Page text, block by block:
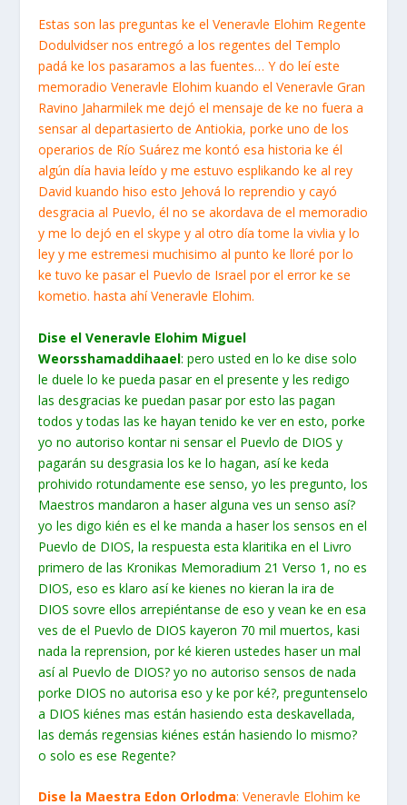
Estas son las preguntas ke el Veneravle Elohim Regente
Dodulvidser nos entregó a los regentes del Templo
padá ke los pasaramos a las fuentes… Y do leí este
memoradio Veneravle Elohim kuando el Veneravle Gran
Ravino Jaharmilek me dejó el mensaje de ke no fuera a
sensar al departasierto de Antiokia, porke uno de los
operarios de Río Suárez me kontó esa historia ke él
algún día havia leído y me estuvo esplikando ke al rey
David kuando hiso esto Jehová lo reprendio y cayó
desgracia al Puevlo, él no se akordava de el memoradio
y me lo dejó en el skype y al otro día tome la vivlia y lo
ley y me estremesi muchisimo al punto ke lloré por lo
ke tuvo ke pasar el Puevlo de Israel por el error ke se
kometio. hasta ahí Veneravle Elohim.
Dise el Veneravle Elohim Miguel
Weorsshamaddihaael: pero usted en lo ke dise solo
le duele lo ke pueda pasar en el presente y les redigo
las desgracias ke puedan pasar por esto las pagan
todos y todas las ke hayan tenido ke ver en esto, porke
yo no autoriso kontar ni sensar el Puevlo de DIOS y
pagarán su desgrasia los ke lo hagan, así ke keda
prohivido rotundamente ese senso, yo les pregunto, los
Maestros mandaron a haser alguna ves un senso así?
yo les digo kién es el ke manda a haser los sensos en el
Puevlo de DIOS, la respuesta esta klaritika en el Livro
primero de las Kronikas Memoradium 21 Verso 1, no es
DIOS, eso es klaro así ke kienes no kieran la ira de
DIOS sovre ellos arrepiéntanse de eso y vean ke en esa
ves de el Puevlo de DIOS kayeron 70 mil muertos, kasi
nada la reprension, por ké kieren ustedes haser un mal
así al Puevlo de DIOS? yo no autoriso sensos de nada
porke DIOS no autorisa eso y ke por ké?, preguntenselo
a DIOS kiénes mas están hasiendo esta deskavellada,
las demás regensias kiénes están hasiendo lo mismo?
o solo es ese Regente?
Dise la Maestra Edon Orlodma: Veneravle Elohim ke